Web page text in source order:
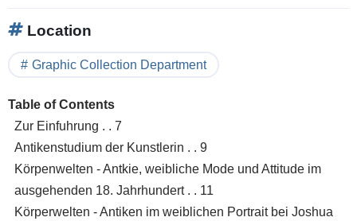
Location
Graphic Collection Department
Table of Contents
Zur Einfuhrung . . 7
Antikenstudium der Kunstlerin . . 9
Körpenwelten - Antkie, weibliche Mode und Attitude im
ausgehenden 18. Jahrhundert . . 11
Körperwelten - Antiken im weiblichen Portrait bei Joshua